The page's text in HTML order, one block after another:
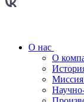
О нас
О
Миссия